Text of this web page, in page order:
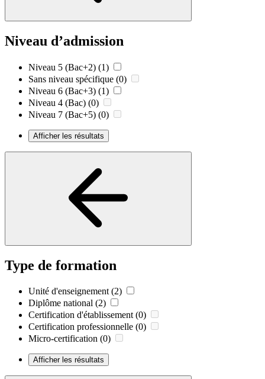
Niveau d’admission
Niveau 5 (Bac+2) (1)
Sans niveau spécifique (0)
Niveau 6 (Bac+3) (1)
Niveau 4 (Bac) (0)
Niveau 7 (Bac+5) (0)
Afficher les résultats
Type de formation
Unité d'enseignement (2)
Diplôme national (2)
Certification d'établissement (0)
Certification professionnelle (0)
Micro-certification (0)
Afficher les résultats